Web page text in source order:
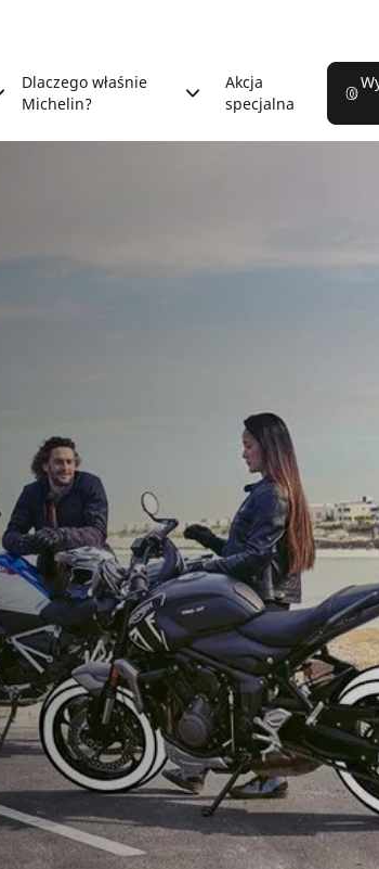
Dlaczego właśnie
Michelin?
Akcja
specjalna